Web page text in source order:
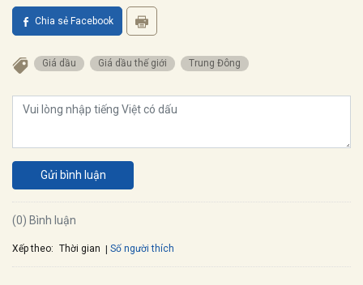
Chia sẻ Facebook
Giá dầu Giá dầu thế giới Trung Đông
Gửi bình luận
(0) Bình luận
Xếp theo: Thời gian Số người thích